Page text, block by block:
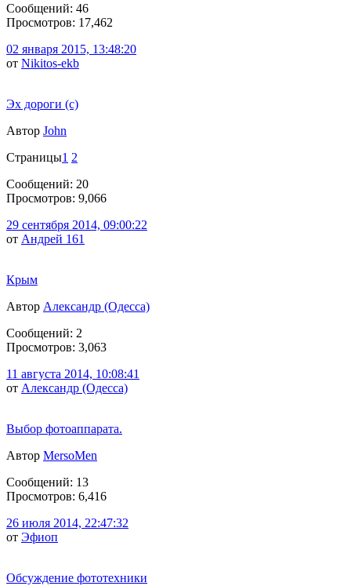
Сообщений: 46
Просмотров: 17,462
02 января 2015, 13:48:20
от Nikitos-ekb
Эх дороги (с)
Автор John
Страницы1 2
Сообщений: 20
Просмотров: 9,066
29 сентября 2014, 09:00:22
от Андрей 161
Крым
Автор Александр (Одесса)
Сообщений: 2
Просмотров: 3,063
11 августа 2014, 10:08:41
от Александр (Одесса)
Выбор фотоаппарата.
Автор MersoMen
Сообщений: 13
Просмотров: 6,416
26 июля 2014, 22:47:32
от Эфиоп
Обсуждение фототехники